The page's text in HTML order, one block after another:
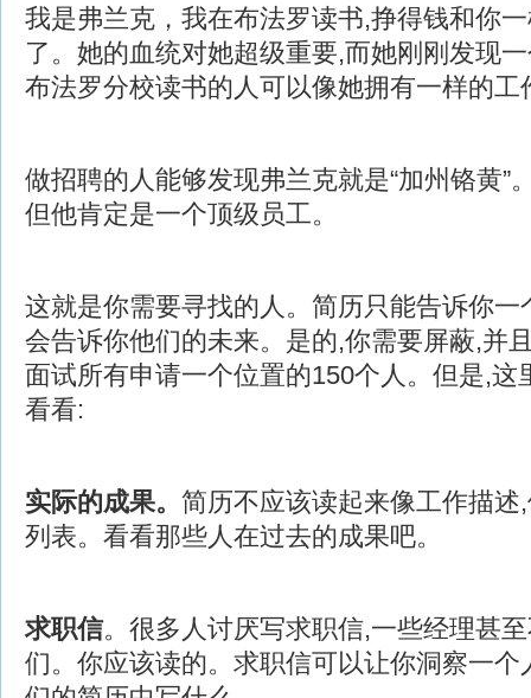
我是弗兰克，我在布法罗读书,挣得钱和你
了。她的血统对她超级重要,而她刚刚发现
布法罗分校读书的人可以像她拥有一样的工
做招聘的人能够发现弗兰克就是“加州铬黄”
但他肯定是一个顶级员工。
这就是你需要寻找的人。简历只能告诉你一
会告诉你他们的未来。是的,你需要屏蔽,并
面试所有申请一个位置的150个人。但是,这
看看:
实际的成果。 简历不应该读起来像工作描述
列表。看看那些人在过去的成果吧。
求职信。很多人讨厌写求职信,一些经理甚
们。你应该读的。求职信可以让你洞察一个